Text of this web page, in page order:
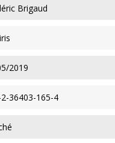
Brigaud
2019
36403-165-4